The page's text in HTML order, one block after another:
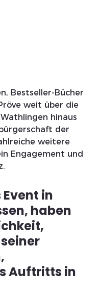
Bestseller-Bücher
weit über die
hinaus
der
weitere
Engagement und
in
haben
Auftritts in